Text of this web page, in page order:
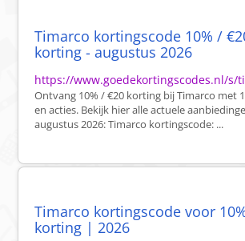
Timarco kortingscode 10% /
korting - augustus 2026
https://www.goedekortingscodes.nl/s/
Ontvang 10% / €20 korting bij Timarco met
en acties. Bekijk hier alle actuele
augustus 2026: Timarco kortingscode: ...
Timarco kortingscode voor
korting | 2026